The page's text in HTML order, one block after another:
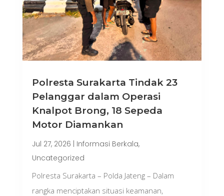
Polresta Surakarta Tindak 23
Pelanggar dalam Operasi
Knalpot Brong, 18 Sepeda
Motor Diamankan
Jul 27, 2026 | Informasi Berkala,
Uncategorized
Polresta Surakarta – Polda Jateng – Dalam
rangka menciptakan situasi keamanan,